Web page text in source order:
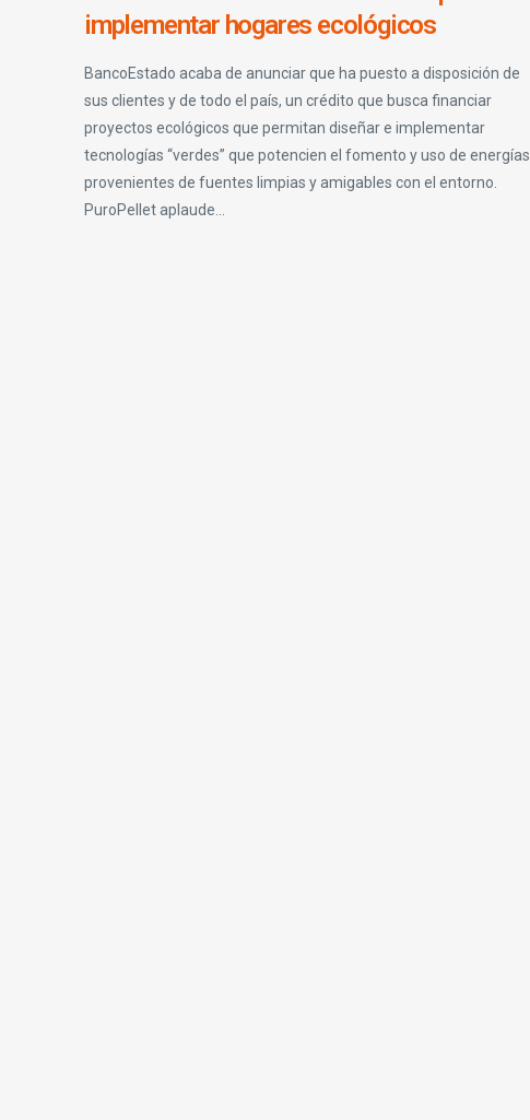
implementar hogares ecológicos
BancoEstado acaba de anunciar que ha puesto a disposición de
sus clientes y de todo el país, un crédito que busca financiar
proyectos ecológicos que permitan diseñar e implementar
tecnologías “verdes” que potencien el fomento y uso de energías
provenientes de fuentes limpias y amigables con el entorno.
PuroPellet aplaude...